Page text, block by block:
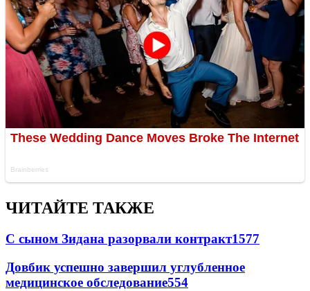
ЧИТАЙТЕ ТАКЖЕ
С сыном Зидана разорвали контракт1577
Довбик успешно завершил углубленное
медицинское обследование554